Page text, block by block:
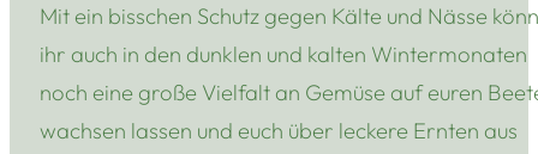
Mit ein bisschen Schutz gegen Kälte und Nässe
ihr auch in den dunklen und kalten Wintermonaten
noch eine große Vielfalt an Gemüse auf euren
wachsen lassen und euch über leckere Ernten aus